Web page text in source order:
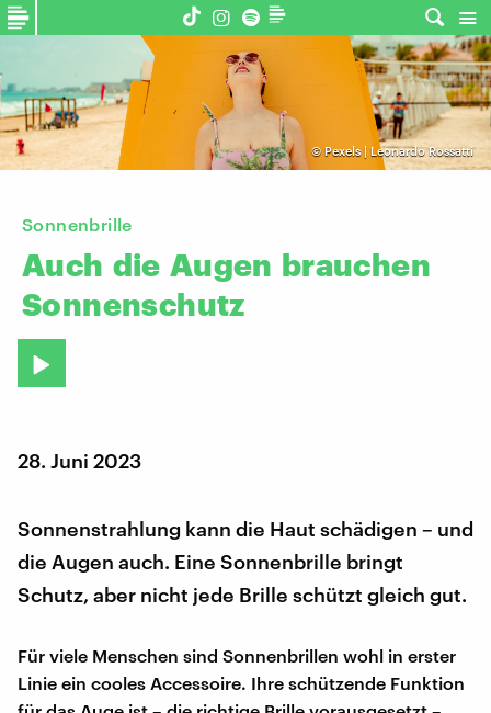
© Pexels | Leonardo Rossatti
Sonnenbrille
Auch die Augen brauchen
Sonnenschutz
28. Juni 2023
Sonnenstrahlung kann die Haut schädigen – und
die Augen auch. Eine Sonnenbrille bringt
Schutz, aber nicht jede Brille schützt gleich gut.
Für viele Menschen sind Sonnenbrillen wohl in erster
Linie ein cooles Accessoire. Ihre schützende Funktion